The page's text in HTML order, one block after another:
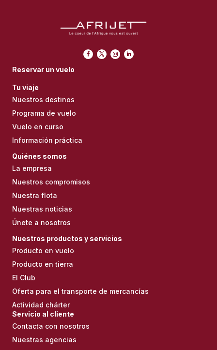
Reservar un vuelo
Tu viaje
Nuestros destinos
Programa de vuelo
Vuelo en curso
Información práctica
Quiénes somos
La empresa
Nuestros compromisos
Nuestra flota
Nuestras noticias
Únete a nosotros
Nuestros productos y servicios
Producto en vuelo
Producto en tierra
El Club
Oferta para el transporte de mercancías
Actividad chárter
Servicio al cliente
Contacta con nosotros
Nuestras agencias